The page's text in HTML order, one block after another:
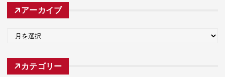
アーカイブ
カ
カテゴリー